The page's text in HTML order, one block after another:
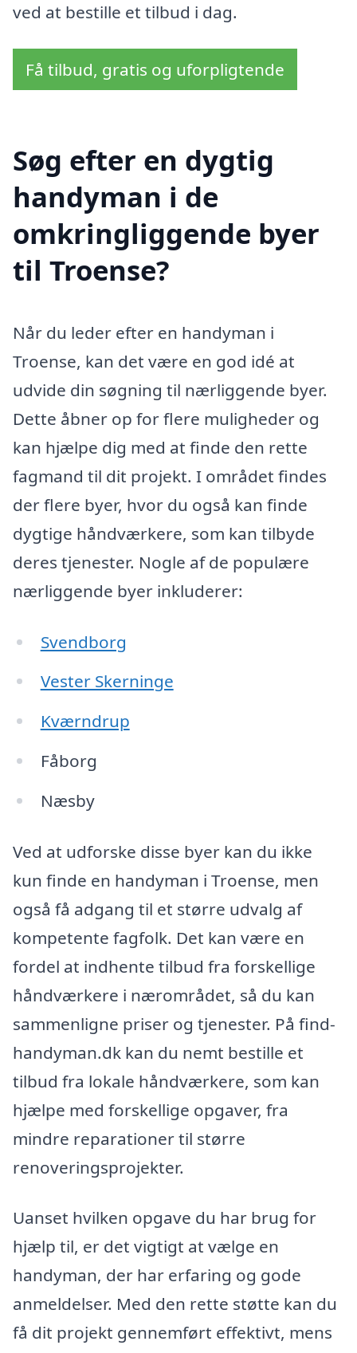
ved at bestille et tilbud i dag.
Få tilbud, gratis og uforpligtende
Søg efter en dygtig
handyman i de
omkringliggende byer
til Troense?
Når du leder efter en handyman i
Troense, kan det være en god idé at
udvide din søgning til nærliggende byer.
Dette åbner op for flere muligheder og
kan hjælpe dig med at finde den rette
fagmand til dit projekt. I området findes
der flere byer, hvor du også kan finde
dygtige håndværkere, som kan tilbyde
deres tjenester. Nogle af de populære
nærliggende byer inkluderer:
Svendborg
Vester Skerninge
Kværndrup
Fåborg
Næsby
Ved at udforske disse byer kan du ikke
kun finde en handyman i Troense, men
også få adgang til et større udvalg af
kompetente fagfolk. Det kan være en
fordel at indhente tilbud fra forskellige
håndværkere i nærområdet, så du kan
sammenligne priser og tjenester. På find-
handyman.dk kan du nemt bestille et
tilbud fra lokale håndværkere, som kan
hjælpe med forskellige opgaver, fra
mindre reparationer til større
renoveringsprojekter.
Uanset hvilken opgave du har brug for
hjælp til, er det vigtigt at vælge en
handyman, der har erfaring og gode
anmeldelser. Med den rette støtte kan du
få dit projekt gennemført effektivt, mens